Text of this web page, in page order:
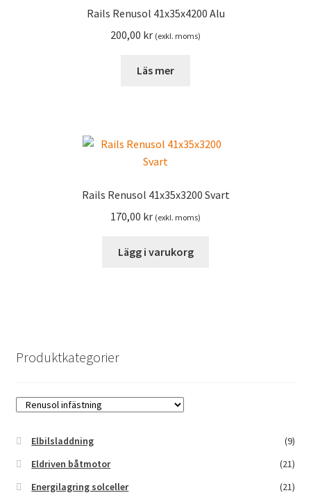
Rails Renusol 41x35x4200 Alu
200,00 kr (exkl. moms)
Läs mer
Rails Renusol 41x35x3200 Svart
170,00 kr (exkl. moms)
Lägg i varukorg
Produktkategorier
Elbilsladdning
(9)
Eldriven båtmotor
(21)
Energilagring solceller
(21)